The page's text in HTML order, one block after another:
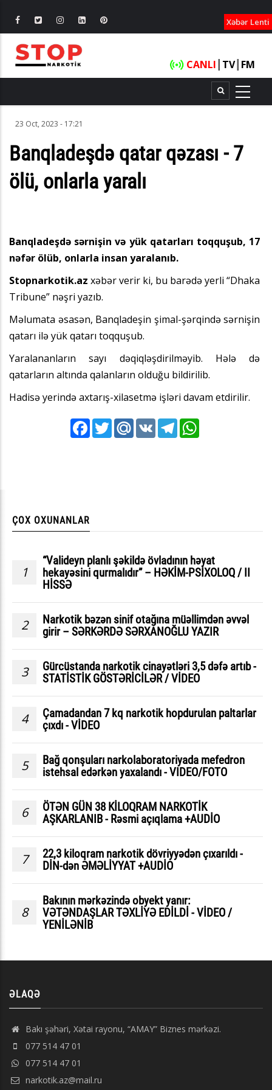
Xəbər Lenti
CANLI TV┃ FM
23 Oct, 2023 - 17:21
Banqladeşdə qatar qəzası - 7
ölü, onlarla yaralı
Banqladeşdə sərnişin və yük qatarları toqquşub, 17
nəfər ölüb, onlarla insan yaralanıb.
Stopnarkotik.az xəbər verir ki, bu barədə yerli “Dhaka
Tribune” nəşri yazıb.
Məlumata əsasən, Banqladeşin şimal-şərqində sərnişin
qatarı ilə yük qatarı toqquşub.
Yaralananların sayı dəqiqləşdirilməyib. Hələ də
qatarların altında qalanların olduğu bildirilib.
Hadisə yerində axtarış-xilasetmə işləri davam etdirilir.
FacebookTwitterMail.RuVK Telegram
ÇOX OXUNANLAR
1
“Valideyn planlı şəkildə övladının həyat
hekayəsini qurmalıdır” – HƏKİM-PSİXOLOQ / II
HİSSƏ
2
Narkotik bəzən sinif otağına müəllimdən əvvəl
girir – SƏRKƏRDƏ SƏRXANOĞLU YAZIR
3
Gürcüstanda narkotik cinayətləri 3,5 dəfə artıb -
STATİSTİK GÖSTƏRİCİLƏR / VİDEO
4
Çamadandan 7 kq narkotik hopdurulan paltarlar
çıxdı - VİDEO
5
Bağ qonşuları narkolaboratoriyada mefedron
istehsal edərkən yaxalandı - VIDEO/FOTO
6
ÖTƏN GÜN 38 KİLOQRAM NARKOTİK
AŞKARLANIB - Rəsmi açıqlama +AUDİO
7
22,3 kiloqram narkotik dövriyyədən çıxarıldı -
DİN-dən ƏMƏLİYYAT +AUDİO
8
Bakının mərkəzində obyekt yanır:
VƏTƏNDAŞLAR TƏXLİYƏ EDİLDİ - VİDEO /
YENİLƏNİB
ƏLAQƏ
Bakı şəhəri, Xətai rayonu, “AMAY” Biznes mərkəzi.
077 514 47 01
077 514 47 01
narkotik.az@mail.ru